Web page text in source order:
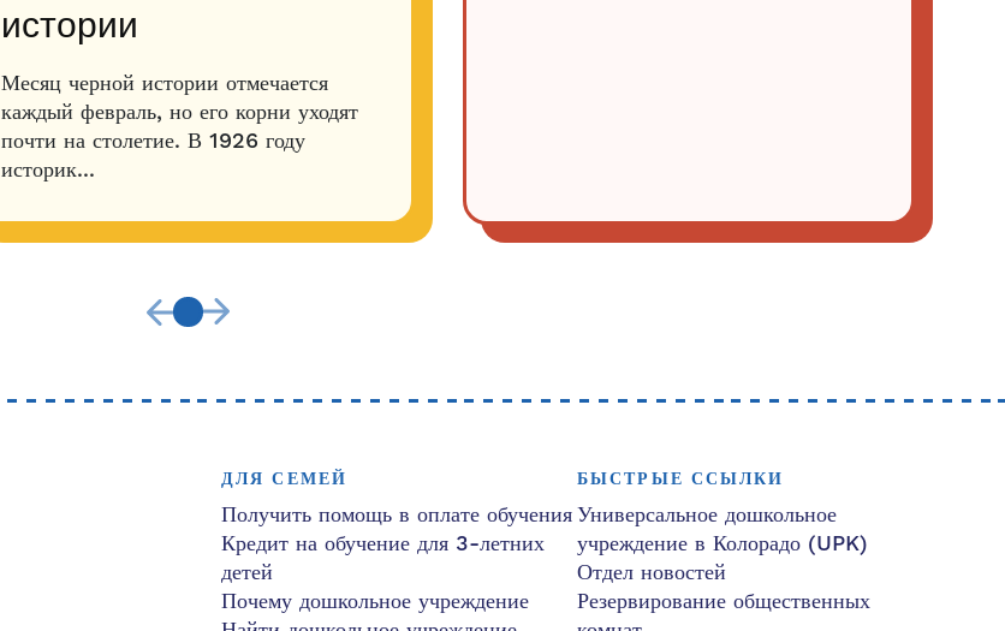
истории
Месяц черной истории отмечается
каждый февраль, но его корни уходят
почти на столетие. В 1926 году
историк...
ДЛЯ СЕМЕЙ
Получить помощь в оплате обучения
Кредит на обучение для 3-летних
детей
Почему дошкольное учреждение
БЫСТРЫЕ ССЫЛКИ
Универсальное дошкольное
учреждение в Колорадо (UPK)
Отдел новостей
Резервирование общественных